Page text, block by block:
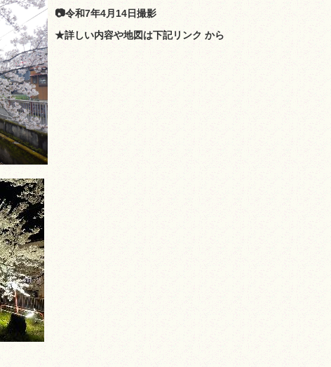
📷令和7年4月14日撮影
★詳しい内容や地図は下記リンク から